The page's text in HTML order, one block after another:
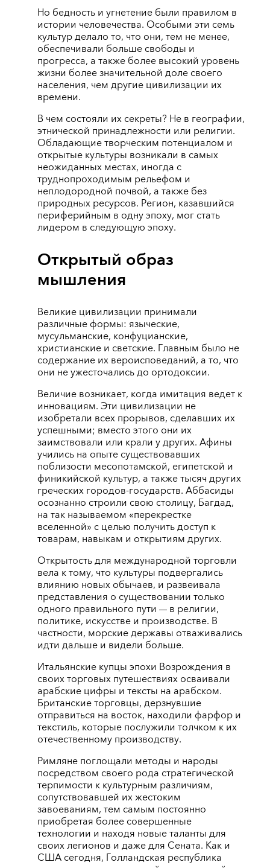
Но бедность и угнетение были правилом в
истории человечества. Особыми эти семь
культур делало то, что они, тем не менее,
обеспечивали больше свободы и
прогресса, а также более высокий уровень
жизни более значительной доле своего
населения, чем другие цивилизации их
времени.
В чем состояли их секреты? Не в географии,
этнической принадлежности или религии.
Обладающие творческим потенциалом и
открытые культуры возникали в самых
неожиданных местах, иногда с
труднопроходимым рельефом и
неплодородной почвой, а также без
природных ресурсов. Регион, казавшийся
периферийным в одну эпоху, мог стать
лидером в следующую эпоху.
Открытый образ
мышления
Великие цивилизации принимали
различные формы: языческие,
мусульманские, конфуцианские,
христианские и светские. Главным было не
содержание их вероисповеданий, а то, что
они не ужесточались до ортодоксии.
Величие возникает, когда имитация ведет к
инновациям. Эти цивилизации не
изобретали всех прорывов, сделавших их
успешными; вместо этого они их
заимствовали или крали у других. Афины
учились на опыте существовавших
поблизости месопотамской, египетской и
финикийской культур, а также тысяч других
греческих городов-государств. Аббасиды
осознанно строили свою столицу, Багдад,
на так называемом «перекрестке
вселенной» с целью получить доступ к
товарам, навыкам и открытиям других.
Открытость для международной торговли
вела к тому, что культуры подвергались
влиянию новых обычаев, и развеивала
представления о существовании только
одного правильного пути —в религии,
политике, искусстве и производстве. В
частности, морские державы отваживались
идти дальше и видели больше.
Итальянские купцы эпохи Возрождения в
своих торговых путешествиях осваивали
арабские цифры и тексты на арабском.
Британские торговцы, дерзнувшие
отправиться на восток, находили фарфор и
текстиль, которые послужили толчком к их
отечественному производству.
Римляне поглощали методы и народы
посредством своего рода стратегической
терпимости к культурным различиям,
сопутствовавшей их жестоким
завоеваниям, тем самым постоянно
приобретая более совершенные
технологии и находя новые таланты для
своих легионов и даже для Сената. Как и
США сегодня, Голландская республика